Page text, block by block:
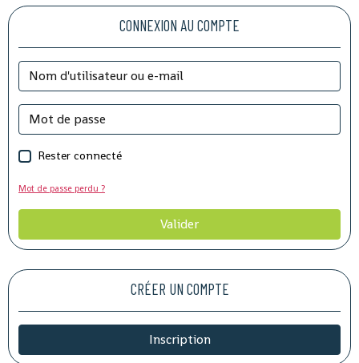
CONNEXION AU COMPTE
Rester connecté
Mot de passe perdu ?
Valider
CRÉER UN COMPTE
Inscription